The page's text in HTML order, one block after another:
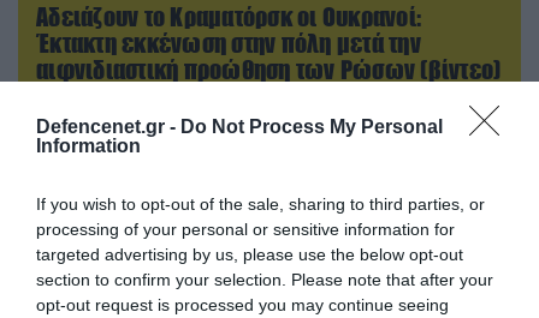
Defencenet.gr - Do Not Process My Personal
Information
If you wish to opt-out of the sale, sharing to third parties, or
processing of your personal or sensitive information for
targeted advertising by us, please use the below opt-out
section to confirm your selection. Please note that after your
opt-out request is processed you may continue seeing
Αδειάζουν το Κραματόρσκ οι Ουκρανοί:
Έκτακτη εκκένωση στην πόλη μετά την
αιφνιδιαστική προώθηση των Ρώσων (βίντεο)